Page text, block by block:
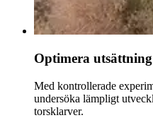
Optimera
Med kontrollerade
undersöka lämpligt
torsklarver.